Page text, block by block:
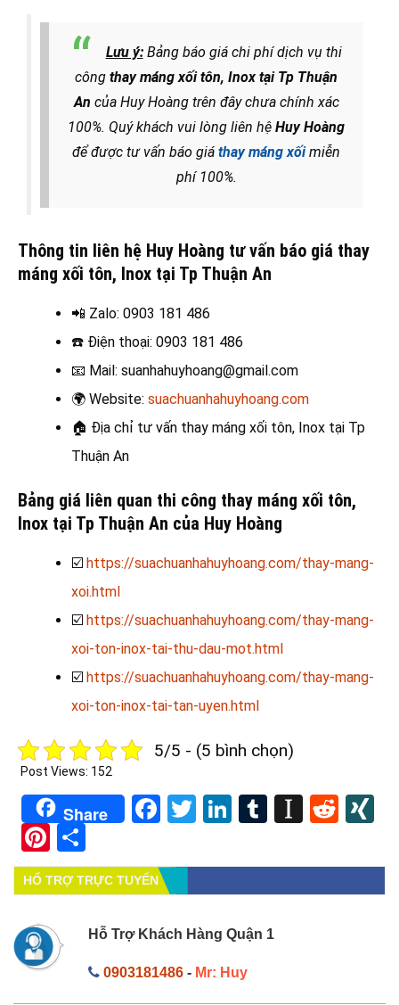
Lưu ý:Bảng báo giá chi phí dịch vụ thi
công thay máng xối tôn, Inox tại Tp Thuận
An của Huy Hoàng trên đây chưa chính xác
100%. Quý khách vui lòng liên hệ Huy Hoàng
để được tư vấn báo giá thay máng xốimiễn
phí 100%.
Thông tin liên hệ Huy Hoàng tư vấn báo giá thay
máng xối tôn, Inox tại Tp Thuận An
📲 Zalo: 0903 181 486
☎️ Điện thoại: 0903 181 486
📧 Mail: suanhahuyhoang@gmail.com
🌍 Website: suachuanhahuyhoang.com
🏠 Địa chỉ tư vấn thay máng xối tôn, Inox tại Tp
Thuận An
Bảng giá liên quan thi công thay máng xối tôn,
Inox tại Tp Thuận An của Huy Hoàng
☑️ https://suachuanhahuyhoang.com/thay-mang-
xoi.html
☑️ https://suachuanhahuyhoang.com/thay-mang-
xoi-ton-inox-tai-thu-dau-mot.html
☑️ https://suachuanhahuyhoang.com/thay-mang-
xoi-ton-inox-tai-tan-uyen.html
5/5 - (5 bình chọn)
Post Views: 152
Share Facebook
TwitterLinkedIn
Tumblr
Pinterest
HỔ TRỢ TRỰC TUYẾN
Hỗ Trợ Khách Hàng Quận 1
0903181486- Mr: Huy